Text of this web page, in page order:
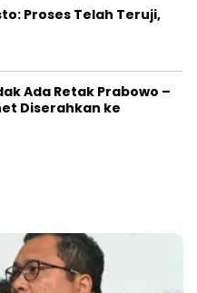
Proses Telah Teruji,
Ada Retak Prabowo –
Diserahkan ke